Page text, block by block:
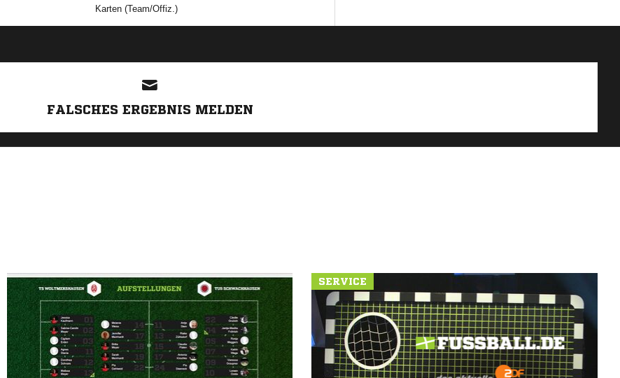
Karten (Team/Offiz.)
FALSCHES ERGEBNIS MELDEN
SERVICE